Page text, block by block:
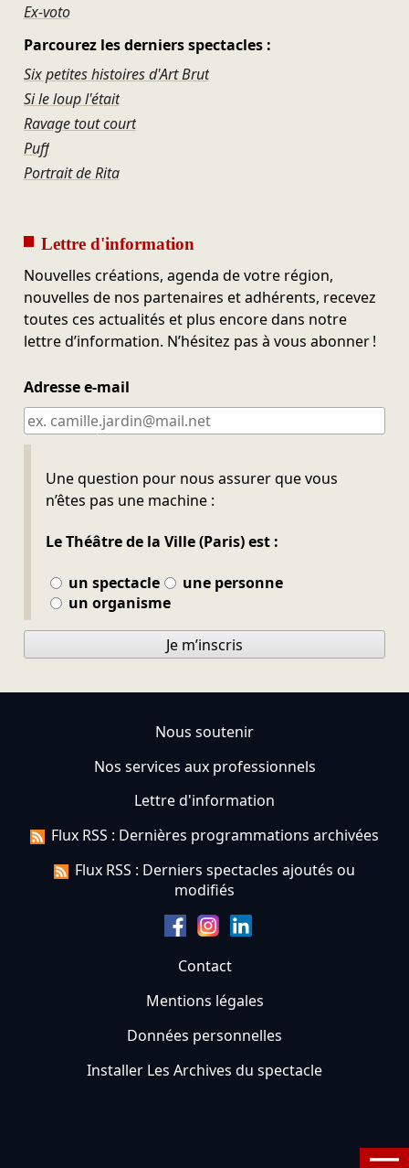
Ex-voto
Parcourez les derniers spectacles :
Six petites histoires d'Art Brut
Si le loup l'était
Ravage tout court
Puff
Portrait de Rita
Lettre d'information
Nouvelles créations, agenda de votre région,
nouvelles de nos partenaires et adhérents, recevez
toutes ces actualités et plus encore dans notre
lettre d’information. N’hésitez pas à vous abonner !
Adresse e-mail
Une question pour nous assurer que vous
n’êtes pas une machine :
Le Théâtre de la Ville (Paris) est :
un spectacle
une personne
un organisme
Ne pas remplir
Je m’inscris
Nous soutenir
Nos services aux professionnels
Lettre d'information
Flux RSS : Dernières programmations archivées
Flux RSS : Derniers spectacles ajoutés ou
modifiés
Contact
Mentions légales
Données personnelles
Installer Les Archives du spectacle